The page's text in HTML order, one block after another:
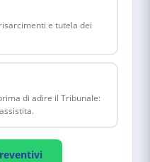
e tutela dei
di adire il Tribunale: